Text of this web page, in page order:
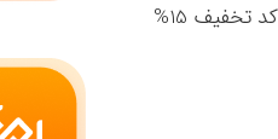
کد تخفیف 15%